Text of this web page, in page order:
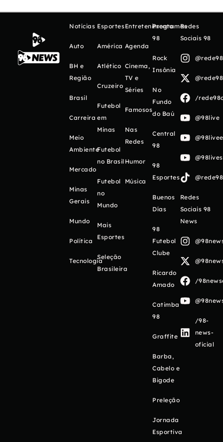
Notícias
Auto
BH e
Região
Brasil
Carreira
Meio
Ambiente
Mercado
Minas
Gerais
Mundo
Política
Tecnologia
Esportes
América
Atlético
Cruzeiro
Futebol
em
Minas
Futebol
no Brasil
Futebol
no
Mundo
Mais
Esportes
Seleção
Brasileira
Entretenimento
Agenda
Cinema,
TV e
Séries
Famosos
Nas
Redes
Humor
Música
Programas
98
Rock
Insônia
No
Fundo
do Baú
Central
98
98
Esportes
Buenos
Días
98
Futebol
Clube
Ricardo
Amado
Catimba
98
Graffite
Barba,
Cabelo e
Bigode
Preleção
Jornada
Esportiva
Redes
Sociais 98
/
@98live
Redes
Sociais 98
News
/
/98-
news-
oficial